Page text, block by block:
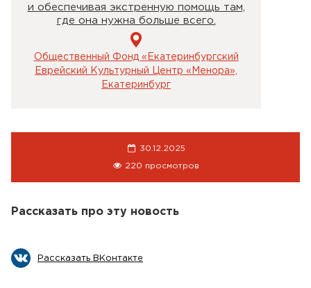
и обеспечивая экстренную помощь там,
где она нужна больше всего.
Общественный Фонд «Екатеринбургский
Еврейский Культурный Центр «Менора»,
Екатеринбург
30.12.2025
220 просмотров
Рассказать про эту новость
Рассказать ВКонтакте